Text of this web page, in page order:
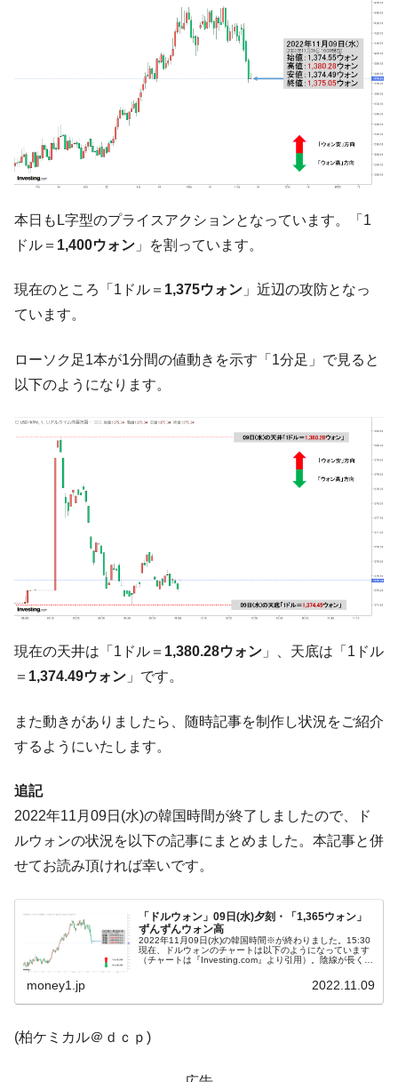
す」⇒「金を経由するドル入手」手段ではないのか？
韓国･外為取引量「1日当たり1,214.4億ド
ル」まで拡大 ⇒ 海外資金の動きに強く左右される状態
韓国･帰ってきた李在明。李在明を支持しな
い「50.5％」に上昇
『Money1』
韓国大統領府ボンクラ政策室長が告発され
た ⇒ 国家が行った恐るべき株価操作であり、空前の国政壟
断
動」
『Money1』
中国だけが鉄鋼輸出を異常増加させる ⇒ 中
『Money1』
種は全般的「不調」⇒ PSIが示す現況は決して良くない。
『Money1』
【米韓激突案件】韓国消費者院が『クーパ
韓国型イージス搭載の次世代駆逐艦
「KDDX」1番艦、2032年竣工と公示
『Money1』
【対日本円】ウォン安が急進！ 日米の協調
に韓国がいっちょがみしたのでは。
韓国政府『BYD』車への補助金を全廃 ⇒ 実
は韓国で『BYD』車は売れている。6カ月で対前年同期比
『Money1』
在韓米国大使スティールが着韓！⇒ さっそ
く空港に詰めかけ「出て行け！」「極右勢力」のプラカー
『Money1』
韓国政府「2035年までに18.4GW規模のAIデ
ータセンター整備」⇒ だから無理だってば。
『Money1』
JPモルガン「韓国レバレッジETFの清算は
発。
『Money1』
韓国政府「ニセＫ-ブランドを通報しようキ
ャンペーン」⇒ あの名物教授も登場！
『Money1』
韓国「橋が落ちました」⇒ 耐久性「なさす
『Money1』
韓国鉄鋼最大手『POSCO』ズブズブ沈む。
営業利益80.2％も減少
『Money1』
米国下院「韓国の公務員個人をターゲット
にぶん殴る法案」提出！⇒ クーパン問題は合衆国企業に対
する差別。許してはおかぬ
『Money1』
韓国ボンクラ政策室長･金容範、株価暴落に
本日もL字型のプライスアクションとなっています。「1
ドル＝ 1,400ウォン 」を割っています。
現在のところ「1ドル＝ 1,375ウォン 」近辺の攻防となっ
ています。
ローソク足1本が1分間の値動きを示す「1分足」で見ると
以下のようになります。
現在の天井は「1ドル＝ 1,380.28ウォン 」、天底は「1ドル
＝ 1,374.49ウォン 」です。
また動きがありましたら、随時記事を制作し状況をご紹介
するようにいたします。
追記
2022年11月09日(水)の韓国時間が終了しましたので、ド
ルウォンの状況を以下の記事にまとめました。本記事と併
せてお読み頂ければ幸いです。
「ドルウォン」09日(水)夕刻・「1,365ウォン」
ずんずんウォン高
2022年11月09日(水)の韓国時間※が終わりました。15:30
現在、ドルウォンのチャートは以下のようになっています
（チャートは『Investing.com』より引用）。陰線が長くな
money1.jp 2022.11.09
(柏ケミカル＠ｄｃｐ)